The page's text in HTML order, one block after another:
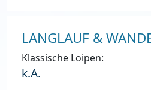
LANGLAUF &
Klassische Loipen:
k.A.